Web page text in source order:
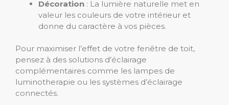
Décoration : La lumière naturelle met en
valeur les couleurs de votre intérieur et
donne du caractère à vos pièces.
Pour maximiser l’effet de votre fenêtre de toit,
pensez à des solutions d’éclairage
complémentaires comme les lampes de
luminotherapie ou les systèmes d’éclairage
connectés.